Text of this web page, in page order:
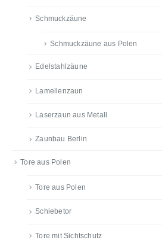
Schmuckzäune
Schmuckzäune aus Polen
Edelstahlzäune
Lamellenzaun
Laserzaun aus Metall
Zaunbau Berlin
Tore aus Polen
Tore aus Polen
Schiebetor
Tore mit Sichtschutz